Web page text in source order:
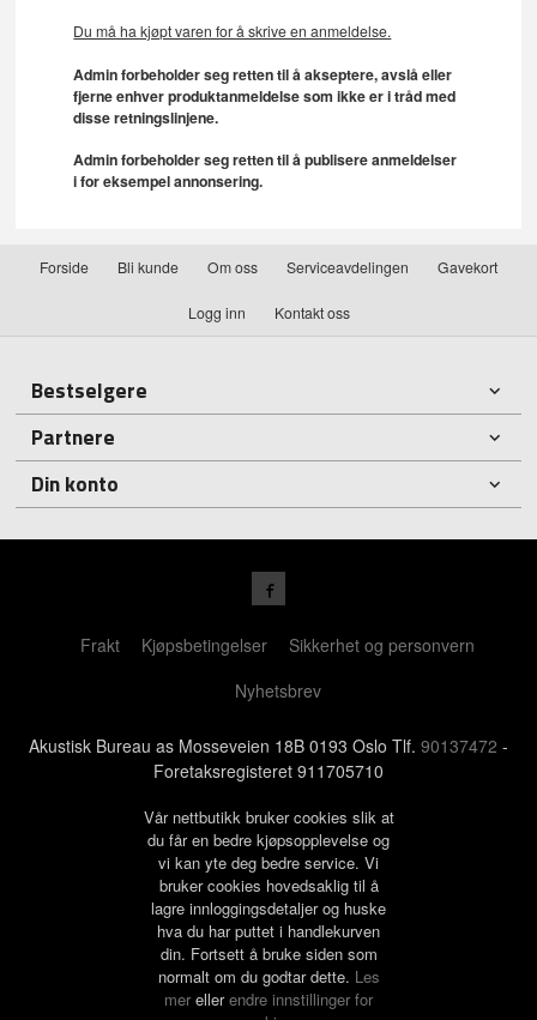
Du må ha kjøpt varen for å skrive en anmeldelse.
Admin forbeholder seg retten til å akseptere, avslå eller
fjerne enhver produktanmeldelse som ikke er i tråd med
disse retningslinjene.
Admin forbeholder seg retten til å publisere anmeldelser
i for eksempel annonsering.
Forside Bli kunde Om oss Serviceavdelingen Gavekort
Logg inn Kontakt oss
Bestselgere
Partnere
Din konto
Frakt Kjøpsbetingelser
Sikkerhet og personvern
Nyhetsbrev
Akustisk Bureau as Mosseveien 18B 0193 Oslo Tlf. 90137472 -
Foretaksregisteret 911705710
Vår nettbutikk bruker cookies slik at
du får en bedre kjøpsopplevelse og
vi kan yte deg bedre service. Vi
bruker cookies hovedsaklig til å
lagre innloggingsdetaljer og huske
hva du har puttet i handlekurven
din. Fortsett å bruke siden som
normalt om du godtar dette. Les
mer ellerendre innstillinger for